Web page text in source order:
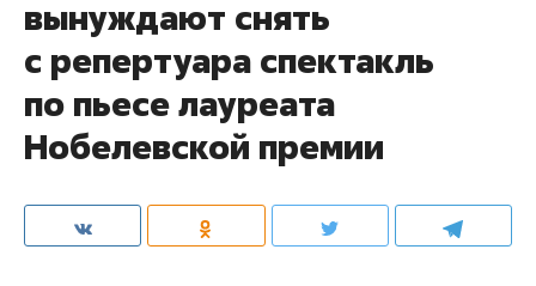
вынуждают снять
с репертуара спектакль
по пьесе лауреата
Нобелевской премии